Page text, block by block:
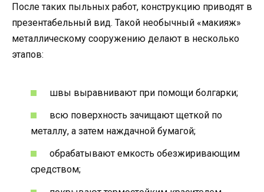
После таких пыльных работ, конструкцию приводят в
презентабельный вид. Такой необычный «макияж»
металлическому сооружению делают в несколько
этапов:
швы выравнивают при помощи болгарки;
всю поверхность зачищают щеткой по
металлу, а затем наждачной бумагой;
обрабатывают емкость обезжиривающим
средством;